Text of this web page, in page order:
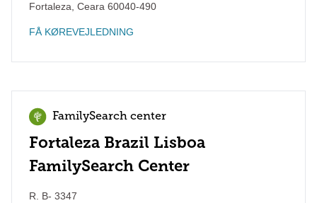
Fortaleza Ceara 60040-490
FÅ KØREVEJLEDNING
FamilySearch center
Fortaleza Brazil Lisboa
FamilySearch Center
R. B- 3347